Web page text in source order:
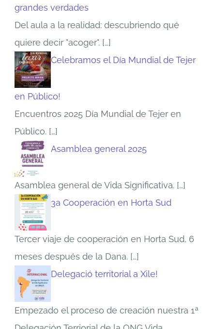
grandes verdades
Del aula a la realidad: descubriendo qué
quiere decir "acoger". […]
Celebramos el Día Mundial de Tejer
en Público!
Encuentros 2025 Día Mundial de Tejer en
Público. […]
Asamblea general 2025
Asamblea general de Vida Significativa. […]
3a Cooperación en Horta Sud
Tercer viaje de cooperación en Horta Sud, 6
meses después de la Dana. […]
Delegació territorial a Xile!
Empezado el proceso de creación nuestra 1ª